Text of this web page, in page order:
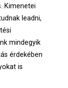
Kimenetei
leadni,
mindegyik
érdekében
is